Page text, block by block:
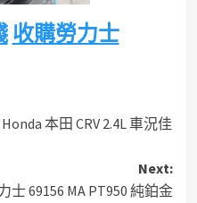
收購勞力士
本田 CRV 2.4L 車況佳
Next:
69156 MA PT950 純鉑金